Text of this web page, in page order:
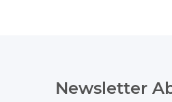
Newsletter